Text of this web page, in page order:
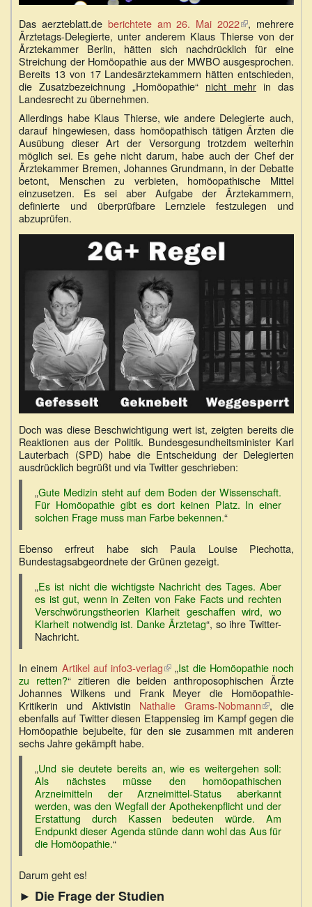
Das aerzteblatt.de berichtete am 26. Mai 2022(Link
ist
extern)
, mehrere
Ärztetags-Delegierte, unter anderem Klaus Thierse von der
Ärztekammer Berlin, hätten sich nachdrücklich für eine
Streichung der Homöopathie aus der MWBO ausgesprochen.
Bereits 13 von 17 Landesärztekammern hätten entschieden,
die Zusatzbe­zeichnung „Homöopathie“ nicht mehr in das
Landesrecht zu übernehmen.
Allerdings habe Klaus Thierse, wie andere Delegierte auch,
darauf hingewiesen, dass homöopathisch tätigen Ärzten die
Ausübung dieser Art der Versorgung trotzdem weiterhin
möglich sei. Es gehe nicht darum, habe auch der Chef der
Ärztekammer Bremen, Johannes Grundmann, in der Debatte
betont, Menschen zu verbieten, homöopathische Mittel
einzusetzen. Es sei aber Aufgabe der Ärztekammern,
definierte und überprüfbare Lernziele festzulegen und
abzuprüfen.
Doch was diese Beschwichtigung wert ist, zeigten bereits die
Reaktionen aus der Politik. Bundesgesundheitsminister Karl
Lauterbach (SPD) habe die Entscheidung der Delegierten
ausdrücklich begrüßt und via Twitter geschrieben:
„Gute Medizin steht auf dem Boden der Wissenschaft.
Für Homöopathie gibt es dort keinen Platz. In einer
solchen Frage muss man Farbe bekennen.“
Ebenso erfreut habe sich Paula Louise Piechotta,
Bundestagsabgeordnete der Grünen gezeigt.
„Es ist nicht die wichtigste Nachricht des Tages. Aber
es ist gut, wenn in Zeiten von Fake Facts und rechten
Verschwörungstheorien Klarheit geschaffen wird, wo
Klarheit notwendig ist. Danke Ärztetag“, so ihre Twitter-
Nachricht.
In einem Artikel auf info3-verlag(Link
ist
extern)
„Ist die Homöopathie noch
zu retten?“ zitieren die beiden anthroposophischen Ärzte
Johannes Wilkens und Frank Meyer die Homöopathie-
Kritikerin und Aktivistin Nathalie Grams-Nobmann(Link
ist
extern)
, die
ebenfalls auf Twitter diesen Etappensieg im Kampf gegen die
Homöopathie bejubelte, für den sie zusammen mit anderen
sechs Jahre gekämpft habe.
„Und sie deutete bereits an, wie es weitergehen soll:
Als nächstes müsse den homöopathischen
Arzneimitteln der Arzneimittel-Status aberkannt
werden, was den Wegfall der Apothekenpflicht und der
Erstattung durch Kassen bedeuten würde. Am
Endpunkt dieser Agenda stünde dann wohl das Aus für
die Homöopathie.“
Darum geht es!
► Die Frage der Studien